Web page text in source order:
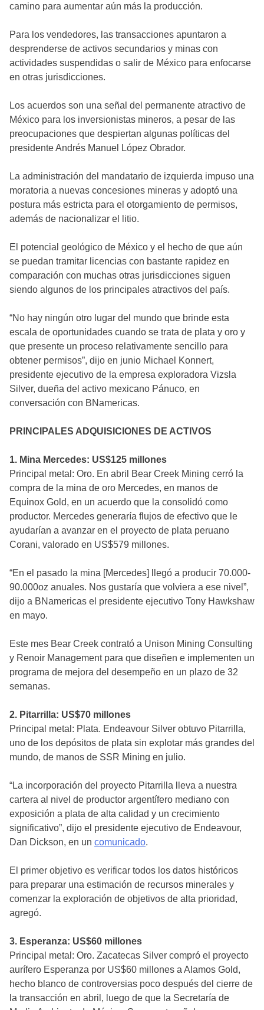
camino para aumentar aún más la producción.
Para los vendedores, las transacciones apuntaron a
desprenderse de activos secundarios y minas con
actividades suspendidas o salir de México para enfocarse
en otras jurisdicciones.
Los acuerdos son una señal del permanente atractivo de
México para los inversionistas mineros, a pesar de las
preocupaciones que despiertan algunas políticas del
presidente Andrés Manuel López Obrador.
La administración del mandatario de izquierda impuso una
moratoria a nuevas concesiones mineras y adoptó una
postura más estricta para el otorgamiento de permisos,
además de nacionalizar el litio.
El potencial geológico de México y el hecho de que aún
se puedan tramitar licencias con bastante rapidez en
comparación con muchas otras jurisdicciones siguen
siendo algunos de los principales atractivos del país.
“No hay ningún otro lugar del mundo que brinde esta
escala de oportunidades cuando se trata de plata y oro y
que presente un proceso relativamente sencillo para
obtener permisos”, dijo en junio Michael Konnert,
presidente ejecutivo de la empresa exploradora Vizsla
Silver, dueña del activo mexicano Pánuco, en
conversación con BNamericas.
PRINCIPALES ADQUISICIONES DE ACTIVOS
1. Mina Mercedes: US$125 millones
Principal metal: Oro. En abril Bear Creek Mining cerró la
compra de la mina de oro Mercedes, en manos de
Equinox Gold, en un acuerdo que la consolidó como
productor. Mercedes generaría flujos de efectivo que le
ayudarían a avanzar en el proyecto de plata peruano
Corani, valorado en US$579 millones.
“En el pasado la mina [Mercedes] llegó a producir 70.000-
90.000oz anuales. Nos gustaría que volviera a ese nivel”,
dijo a BNamericas el presidente ejecutivo Tony Hawkshaw
en mayo.
Este mes Bear Creek contrató a Unison Mining Consulting
y Renoir Management para que diseñen e implementen un
programa de mejora del desempeño en un plazo de 32
semanas.
2. Pitarrilla: US$70 millones
Principal metal: Plata. Endeavour Silver obtuvo Pitarrilla,
uno de los depósitos de plata sin explotar más grandes del
mundo, de manos de SSR Mining en julio.
“La incorporación del proyecto Pitarrilla lleva a nuestra
cartera al nivel de productor argentífero mediano con
exposición a plata de alta calidad y un crecimiento
significativo”, dijo el presidente ejecutivo de Endeavour,
Dan Dickson, en un comunicado.
El primer objetivo es verificar todos los datos históricos
para preparar una estimación de recursos minerales y
comenzar la exploración de objetivos de alta prioridad,
agregó.
3. Esperanza: US$60 millones
Principal metal: Oro. Zacatecas Silver compró el proyecto
aurífero Esperanza por US$60 millones a Alamos Gold,
hecho blanco de controversias poco después del cierre de
la transacción en abril, luego de que la Secretaría de